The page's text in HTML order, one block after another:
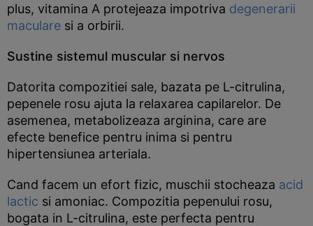
plus, vitamina A protejeaza impotriva degenerarii
maculare si a orbirii.
Sustine sistemul muscular si nervos
Datorita compozitiei sale, bazata pe L-citrulina,
pepenele rosu ajuta la relaxarea capilarelor. De
asemenea, metabolizeaza arginina, care are
efecte benefice pentru inima si pentru
hipertensiunea arteriala.
Cand facem un efort fizic, muschii stocheaza acid
lactic si amoniac. Compozitia pepenului rosu,
bogata in L-citrulina, este perfecta pentru